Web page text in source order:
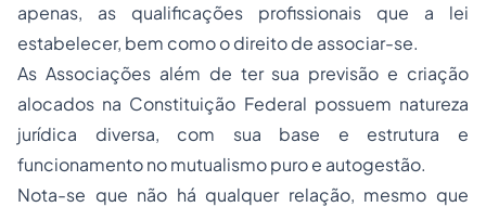
apenas, as qualificações profissionais que a lei
estabelecer, bem como o direito de associar-se.
As Associações além de ter sua previsão e criação
alocados na Constituição Federal possuem natureza
jurídica diversa, com sua base e estrutura e
funcionamento no mutualismo puro e autogestão.
Nota-se que não há qualquer relação, mesmo que